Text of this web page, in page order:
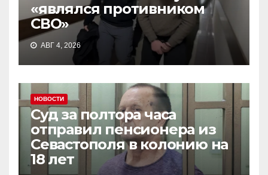
«являлся противником
СВО»
АВГ 4, 2026
НОВОСТИ
Суд за полтора часа
отправил пенсионера из
Севастополя в колонию на
18 лет